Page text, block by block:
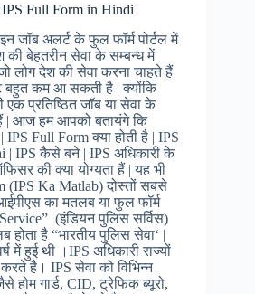
Full Form in Hindi
जॉब अलर्ट के फुल फॉर्म पोर्टल में
बेहतरीन सेवा के सम्बन्ध में
लोग देश की सेवा करना चाहते हैं
कम आ सकती है | क्योंकि
प्रतिष्ठित जॉब या सेवा के
| आज हम आपको बतायंगे कि
Full Form क्या होती है | IPS
| IPS कैसे बने | IPS अधिकारी के
की क्या योग्यता हैं | यह भी
(IPS Ka Matlab) दोस्तों सबसे
का मतलब या फुल फॉर्म
(इंडियन पुलिस सर्विस)
होता है “भारतीय पुलिस सेवा‘ |
में हुई थी ।IPS अधिकारी राज्यों
है। IPS सेवा को विभिन्न
होम गार्ड, CID, ट्रेफिक ब्यूरो,